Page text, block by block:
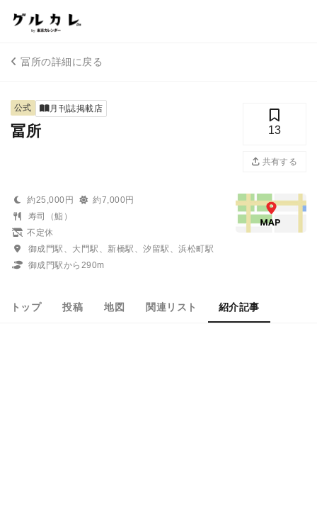
冨所の詳細に戻る
公式 月刊誌掲載店
冨所 13
共有する
約25,000円
約7,000円
寿司（鮨）
不定休
御成門駅、大門駅、新橋駅、汐留駅、浜松町駅
御成門駅から290m
トップ 投稿 地図 関連リスト 紹介記事